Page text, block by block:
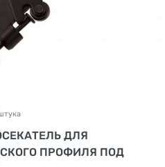
ДЛЯ
ПРОФИЛЯ ПОД